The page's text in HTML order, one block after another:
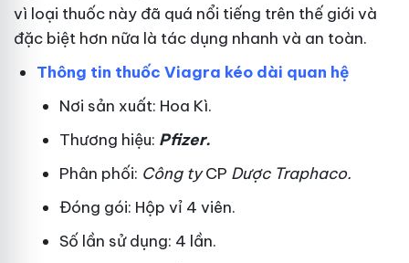
vì loại thuốc này đã quá nổi tiếng trên thế giới và
đặc biệt hơn nữa là tác dụng nhanh và an toàn.
Thông tin thuốc Viagra kéo dài quan hệ
Nơi sản xuất: Hoa Kì.
Thương hiệu: Pfizer.
Phân phối: Công tyCP Dược Traphaco.
Đóng gói: Hộp vỉ 4 viên.
Số lần sử dụng: 4 lần.